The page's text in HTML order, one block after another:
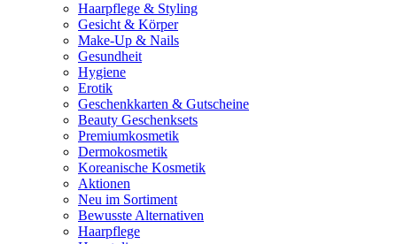
Haarpflege & Styling
Gesicht & Körper
Make-Up & Nails
Gesundheit
Hygiene
Erotik
Geschenkkarten & Gutscheine
Beauty Geschenksets
Premiumkosmetik
Dermokosmetik
Koreanische Kosmetik
Aktionen
Neu im Sortiment
Bewusste Alternativen
Haarpflege